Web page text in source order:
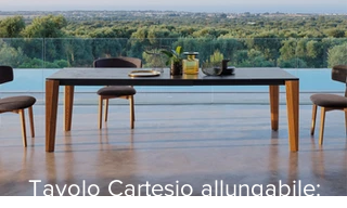
Tavolo Cartesio allungabile: